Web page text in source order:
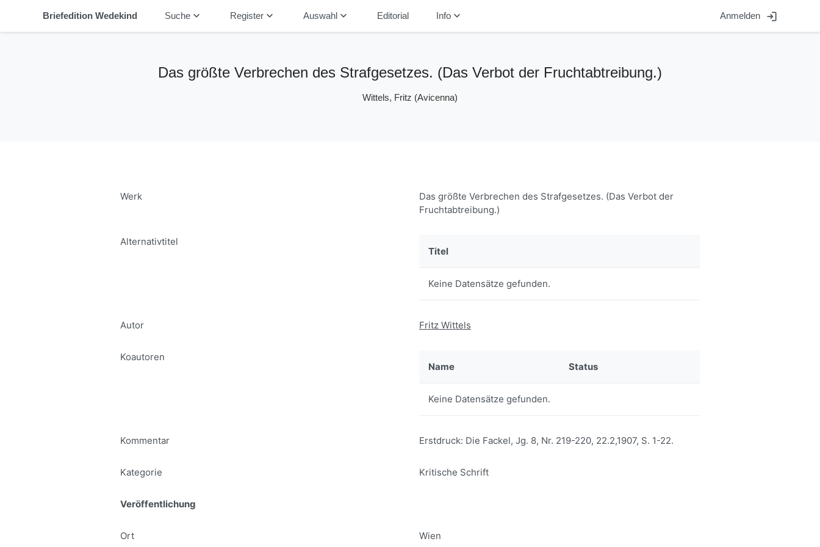
Briefedition Wedekind Suchekeyboard_arrow_down Registerkeyboard_arrow_down Auswahlkeyboard_arrow_down Editorial Infokeyboard_arrow_down Anmelden login
Das größte Verbrechen des Strafgesetzes. (Das Verbot der Fruchtabtreibung.)
Wittels, Fritz (Avicenna)
Werk
Das größte Verbrechen des Strafgesetzes. (Das Verbot der
Fruchtabtreibung.)
Alternativtitel
Titel
Keine Datensätze gefunden.
Autor Fritz Wittels
Koautoren
Name
Status
Keine Datensätze gefunden.
Kommentar Erstdruck: Die Fackel, Jg. 8, Nr. 219-220, 22.2,1907, S. 1-22.
Kategorie Kritische Schrift
Veröffentlichung
Ort Wien